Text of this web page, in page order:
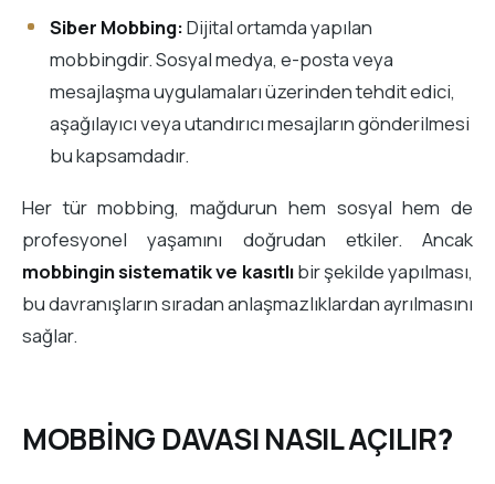
Siber Mobbing:Dijital ortamda yapılan
mobbingdir. Sosyal medya, e-posta veya
mesajlaşma uygulamaları üzerinden tehdit edici,
aşağılayıcı veya utandırıcı mesajların gönderilmesi
bu kapsamdadır.
Her tür mobbing, mağdurun hem sosyal hem de
profesyonel yaşamını doğrudan etkiler. Ancak
mobbingin sistematik ve kasıtlıbir şekilde yapılması,
bu davranışların sıradan anlaşmazlıklardan ayrılmasını
sağlar.
MOBBİNG DAVASI NASIL AÇILIR?